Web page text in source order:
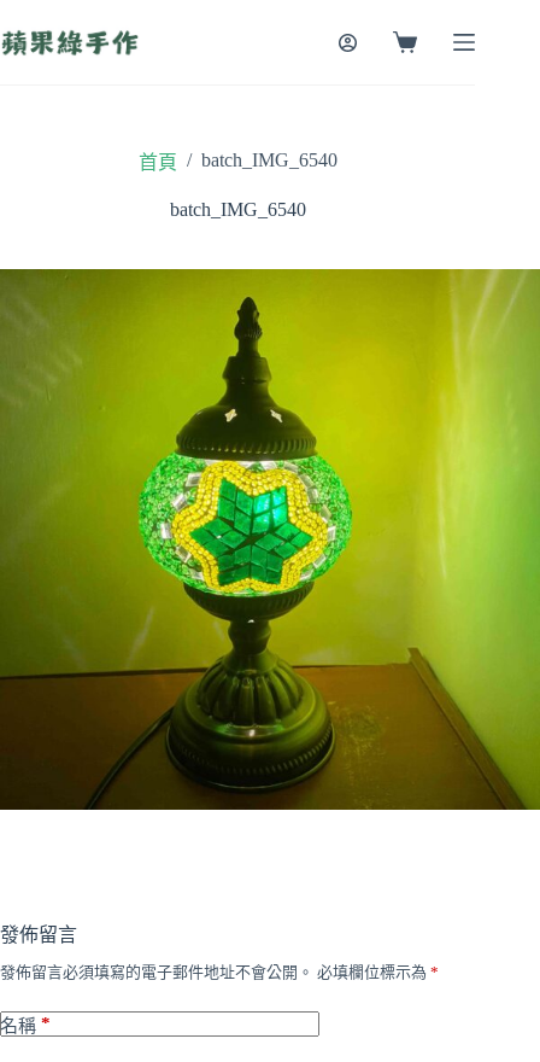
至
購
首頁 / batch_IMG_6540
batch_IMG_6540
發佈留言
發佈留言必須填寫的電子郵件地址不會公開。 必填欄位標示為 *
名稱 *